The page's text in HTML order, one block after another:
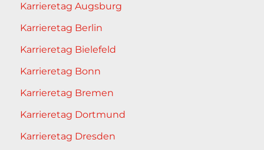
Karrieretag Augsburg
Karrieretag Berlin
Karrieretag Bielefeld
Karrieretag Bonn
Karrieretag Bremen
Karrieretag Dortmund
Karrieretag Dresden